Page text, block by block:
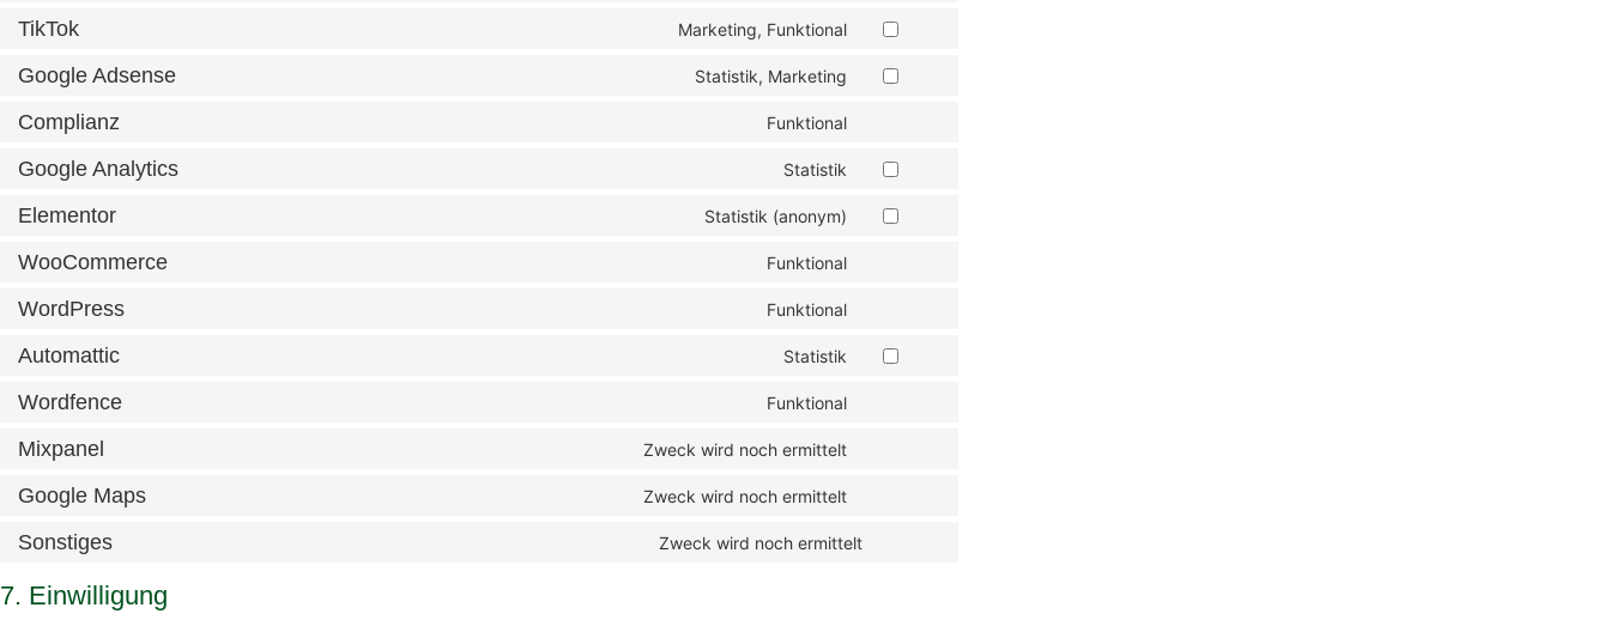
TikTok Marketing, Funktional
Google Adsense Statistik, Marketing
Complianz Funktional
Google Analytics Statistik
Elementor Statistik (anonym)
WooCommerce Funktional
WordPress Funktional
Automattic Statistik
Wordfence Funktional
Mixpanel Zweck wird noch ermittelt
Google Maps Zweck wird noch ermittelt
Sonstiges Zweck wird noch ermittelt
7. Einwilligung